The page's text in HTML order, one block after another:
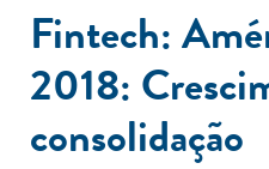
Fintech:
2018:
consolidação